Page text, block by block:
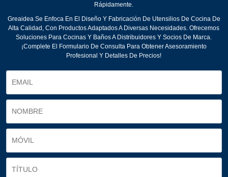
Rápidamente.
Greaidea Se Enfoca En El Diseño Y Fabricación De Utensilios De Cocina De
Alta Calidad, Con Productos Adaptados A Diversas Necesidades. Ofrecemos
Soluciones Para Cocinas Y Baños A Distribuidores Y Socios De Marca.
¡Complete El Formulario De Consulta Para Obtener Asesoramiento
Profesional Y Detalles De Precios!